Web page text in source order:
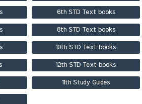
6th STD Text books
8th STD Text books
10th STD Text books
12th STD Text books
11th Study Guides